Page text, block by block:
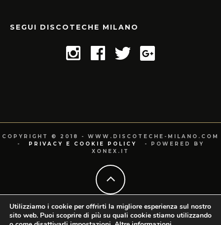
SEGUI DISCOTECHE MILANO
COPYRIGHT © 2018 - WWW.DISCOTECHE-MILANO.COM
-
PRIVACY E COOKIE POLICY
- POWERED BY
XONEX.IT
Utilizziamo i cookie per offrirti la migliore esperienza sul nostro
sito web. Puoi scoprire di più su quali cookie stiamo utilizzando